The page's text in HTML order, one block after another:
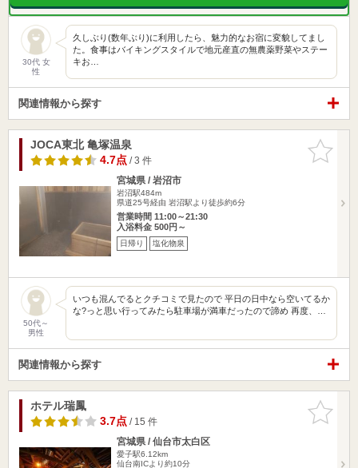
30代 女
性
久しぶり(数年ぶり)に利用したら、魅力的なお宿に変貌してまし
た。食事はバイキングスタイルで地元産直の無農薬野菜やステー
キお…
関連情報から探す
お気に入
りに追加
JOCA東北 亀塚温泉
4.7点/ 3 件
宮城県 / 岩沼市
岩沼駅484m
県道25号経由 岩沼駅より徒歩約6分
営業時間 11:00～21:30
入浴料金 500円～
日帰り 塩化物泉
50代～
男性
いつも混んでるとクチコミで見たので 平日の日中なら空いてるか
な?っと思い行ってみたら駐車場が満車だったので諦め 再度、…
関連情報から探す
お気に入
りに追加
ホテル瑞鳳
3.7点/ 15 件
宮城県 / 仙台市太白区
愛子駅6.12km
仙台南ICより約10分